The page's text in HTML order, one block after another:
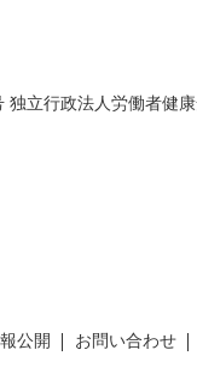
立行政法人労働者健
公開
お問い合わせ